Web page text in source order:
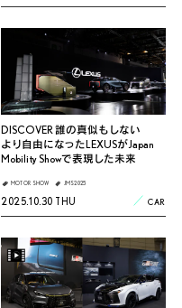
DISCOVER 誰の真似もしない
より自由になったLEXUSがJapan
Mobility Showで表現した未来
MOTOR SHOW JMS2025
2025.10.30 THU CAR